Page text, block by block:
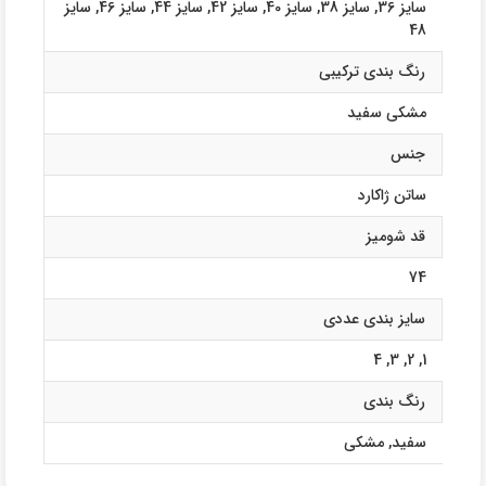
سایز 36 , سایز 38 , سایز 40 , سایز 42 , سایز 44 , سایز 46 , سایز
48
رنگ بندی ترکیبی
مشکی سفید
جنس
ساتن ژاکارد
قد شومیز
74
سایز بندی عددی
1
,
2
,
3
,
4
رنگ بندی
سفید,مشکی